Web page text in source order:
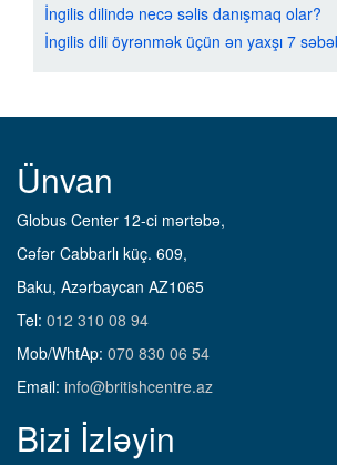
İngilis dilində necə səlis danışmaq olar?
İngilis dili öyrənmək üçün ən yaxşı 7
Ünvan
Globus Center 12-ci mərtəbə,
Cəfər Cabbarlı küç. 609,
Baku, Azərbaycan AZ1065
Tel: 012 310 08 94
Mob/WhtAp: 070 830 06 54
Email: info@britishcentre.az
Bizi İzləyin